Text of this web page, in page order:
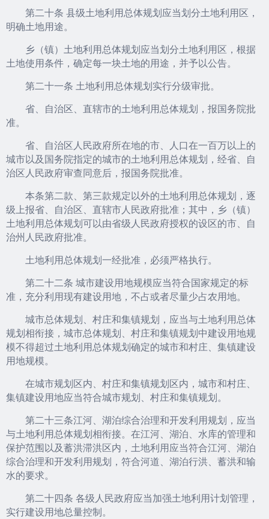
第二十条 县级土地利用总体规划应当划分土地利用区，
明确土地用途。
乡（镇）土地利用总体规划应当划分土地利用区，根据
土地使用条件，确定每一块土地的用途，并予以公告。
第二十一条 土地利用总体规划实行分级审批。
省、自治区、直辖市的土地利用总体规划，报国务院批
准。
省、自治区人民政府所在地的市、人口在一百万以上的
城市以及国务院指定的城市的土地利用总体规划，经省、自
治区人民政府审查同意后，报国务院批准。
本条第二款、第三款规定以外的土地利用总体规划，逐
级上报省、自治区、直辖市人民政府批准；其中，乡（镇）
土地利用总体规划可以由省级人民政府授权的设区的市、自
治州人民政府批准。
土地利用总体规划一经批准，必须严格执行。
第二十二条 城市建设用地规模应当符合国家规定的标
准，充分利用现有建设用地，不占或者尽量少占农用地。
城市总体规划、村庄和集镇规划，应当与土地利用总体
规划相衔接，城市总体规划、村庄和集镇规划中建设用地规
模不得超过土地利用总体规划确定的城市和村庄、集镇建设
用地规模。
在城市规划区内、村庄和集镇规划区内，城市和村庄、
集镇建设用地应当符合城市规划、村庄和集镇规划。
第二十三条江河、湖泊综合治理和开发利用规划，应当
与土地利用总体规划相衔接。在江河、湖泊、水库的管理和
保护范围以及蓄洪滞洪区内，土地利用应当符合江河、湖泊
综合治理和开发利用规划，符合河道、湖泊行洪、蓄洪和输
水的要求。
第二十四条 各级人民政府应当加强土地利用计划管理，
实行建设用地总量控制。